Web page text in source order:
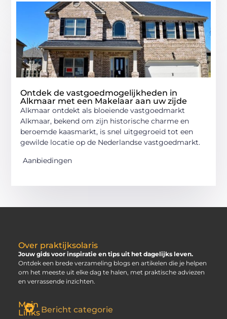
Ontdek de vastgoedmogelijkheden in
Alkmaar met een Makelaar aan uw zijde
Alkmaar ontdekt als bloeiende vastgoedmarkt
Alkmaar, bekend om zijn historische charme en
beroemde kaasmarkt, is snel uitgegroeid tot een
gewilde locatie op de Nederlandse vastgoedmarkt.
Aanbiedingen
Over praktijksolaris
Jouw gids voor inspiratie en tips uit het dagelijks leven.
Ontdek een brede verzameling blogs en artikelen die je helpen
om het meeste uit elke dag te halen, met praktische adviezen
en verrassende inzichten.
Main
LinksBericht categorie